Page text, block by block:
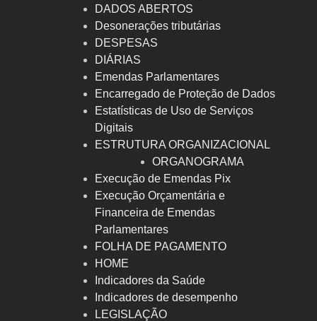
DADOS ABERTOS
Desonerações tributárias
DESPESAS
DIÁRIAS
Emendas Parlamentares
Encarregado de Proteção de Dados
Estatísticas de Uso de Serviços
Digitais
ESTRUTURA ORGANIZACIONAL
ORGANOGRAMA
Execução de Emendas Pix
Execução Orçamentária e
Financeira de Emendas
Parlamentares
FOLHA DE PAGAMENTO
HOME
Indicadores da Saúde
Indicadores de desempenho
LEGISLAÇÃO